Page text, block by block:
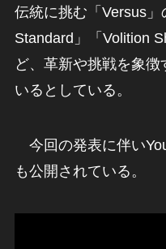
伝統に挑む「Versus
Standard」「Volition
ど、革新や挑戦を象
いるとしている。
今回の発表に伴い
も公開されている。